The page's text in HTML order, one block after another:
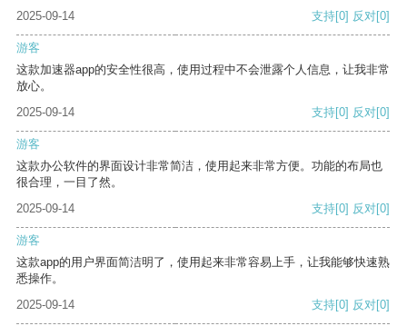
2025-09-14 支持[0] 反对[0]
游客
这款加速器app的安全性很高，使用过程中不会泄露个人信息，让我非常
放心。
2025-09-14
支持[0] 反对[0]
游客
这款办公软件的界面设计非常简洁，使用起来非常方便。功能的布局也
很合理，一目了然。
2025-09-14
支持[0] 反对[0]
游客
这款app的用户界面简洁明了，使用起来非常容易上手，让我能够快速熟
悉操作。
2025-09-14
支持[0] 反对[0]